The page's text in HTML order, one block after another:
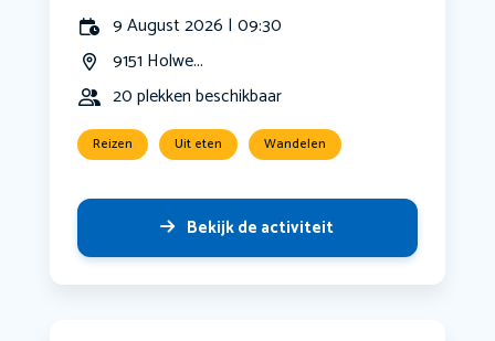
9 August 2026 | 09:30
9151 Holwe...
20 plekken beschikbaar
Reizen Uit eten Wandelen
Bekijk de activiteit